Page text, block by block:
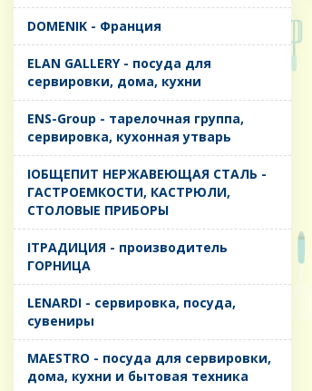
DOMENIK - Франция
ELAN GALLERY - посуда для
сервировки, дома, кухни
ENS-Group - тарелочная группа,
сервировка, кухонная утварь
IОБЩЕПИТ НЕРЖАВЕЮЩАЯ СТАЛЬ -
ГАСТРОЕМКОСТИ, КАСТРЮЛИ,
СТОЛОВЫЕ ПРИБОРЫ
IТРАДИЦИЯ - производитель
ГОРНИЦА
LENARDI - сервировка, посуда,
сувениры
MAESTRO - посуда для сервировки,
дома, кухни и бытовая техника